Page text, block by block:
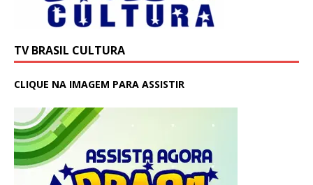
TV BRASIL CULTURA
CLIQUE NA IMAGEM PARA ASSISTIR